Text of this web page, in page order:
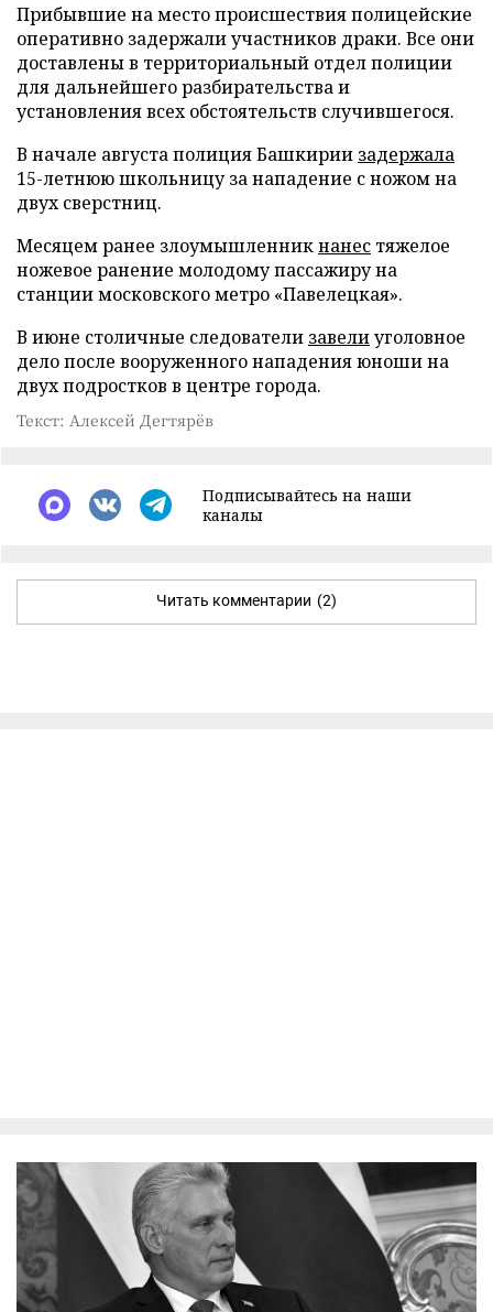
Прибывшие на место происшествия полицейские
оперативно задержали участников драки. Все они
доставлены в территориальный отдел полиции
для дальнейшего разбирательства и
установления всех обстоятельств случившегося.
В начале августа полиция Башкирии задержала
15-летнюю школьницу за нападение с ножом на
двух сверстниц.
Месяцем ранее злоумышленникнанес тяжелое
ножевое ранение молодому пассажиру на
станции московского метро «Павелецкая».
В июне столичные следователи завелиуголовное
дело после вооруженного нападения юноши на
двух подростков в центре города.
Текст: Алексей Дегтярёв
Подписывайтесь на наши
каналы
Читать комментарии (2)